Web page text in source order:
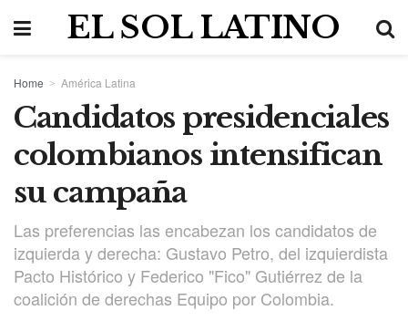
EL SOL LATINO
Home América Latina
Candidatos presidenciales
colombianos intensifican
su campaña
Las preferencias las encabezan los candidatos de
izquierda y derecha: Gustavo Petro, del izquierdista
Pacto Histórico y Federico "Fico" Gutiérrez de la
coalición de derechas Equipo por Colombia.